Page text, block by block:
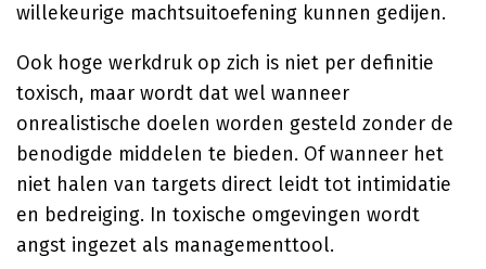
willekeurige machtsuitoefening kunnen gedijen.
Ook hoge werkdruk op zich is niet per definitie
toxisch, maar wordt dat wel wanneer
onrealistische doelen worden gesteld zonder de
benodigde middelen te bieden. Of wanneer het
niet halen van targets direct leidt tot intimidatie
en bedreiging. In toxische omgevingen wordt
angst ingezet als managementtool.